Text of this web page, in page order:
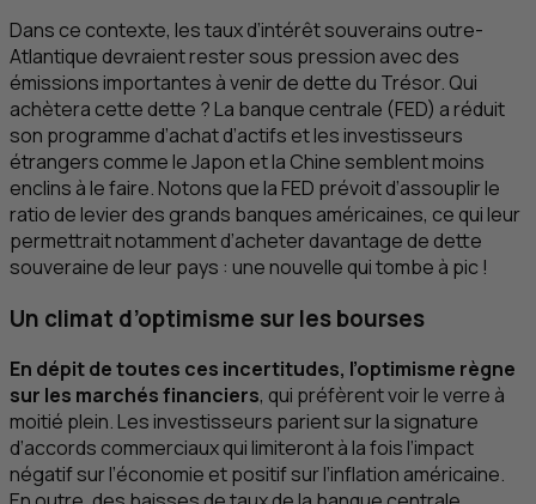
Dans ce contexte, les taux d’intérêt souverains outre-
Atlantique devraient rester sous pression avec des
émissions importantes à venir de dette du Trésor. Qui
achètera cette dette ? La banque centrale (FED) a réduit
son programme d’achat d’actifs et les investisseurs
étrangers comme le Japon et la Chine semblent moins
enclins à le faire. Notons que la FED prévoit d’assouplir le
ratio de levier des grands banques américaines, ce qui leur
permettrait notamment d’acheter davantage de dette
souveraine de leur pays : une nouvelle qui tombe à pic !
Un climat d’optimisme sur les bourses
En dépit de toutes ces incertitudes, l’optimisme règne
sur les marchés financiers, qui préfèrent voir le verre à
moitié plein. Les investisseurs parient sur la signature
d’accords commerciaux qui limiteront à la fois l’impact
négatif sur l’économie et positif sur l’inflation américaine.